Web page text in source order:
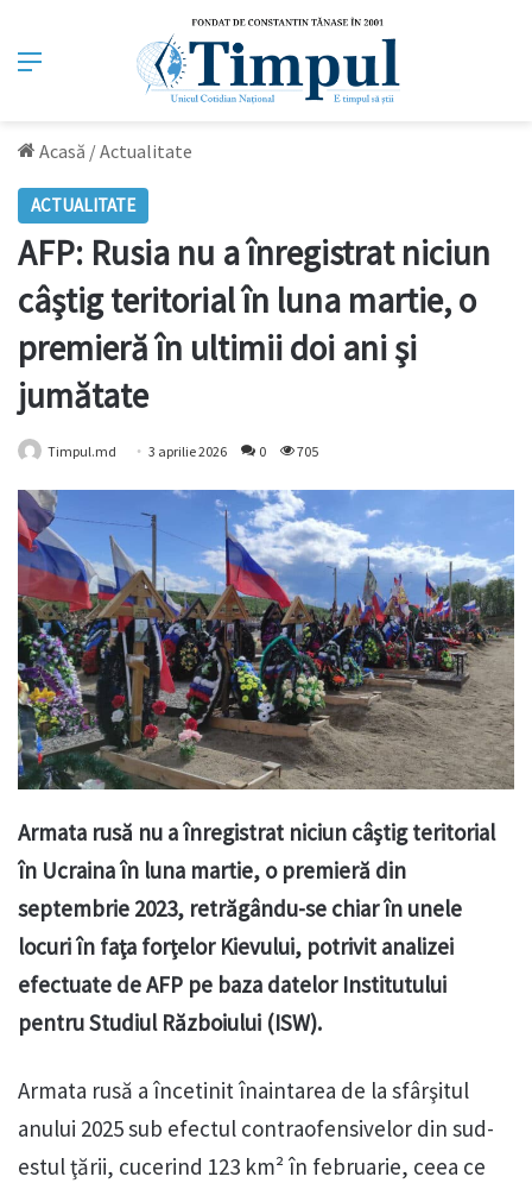
Meniu
Acasă /Actualitate
ACTUALITATE
AFP: Rusia nu a înregistrat niciun
câştig teritorial în luna martie, o
premieră în ultimii doi ani şi
jumătate
Timpul.md 3 aprilie 2026 0 705
Armata rusă nu a înregistrat niciun câştig teritorial
în Ucraina în luna martie, o premieră din
septembrie 2023, retrăgându-se chiar în unele
locuri în faţa forţelor Kievului, potrivit analizei
efectuate de AFP pe baza datelor Institutului
pentru Studiul Războiului (ISW).
Armata rusă a încetinit înaintarea de la sfârşitul
anului 2025 sub efectul contraofensivelor din sud-
estul ţării, cucerind 123 km² în februarie, ceea ce